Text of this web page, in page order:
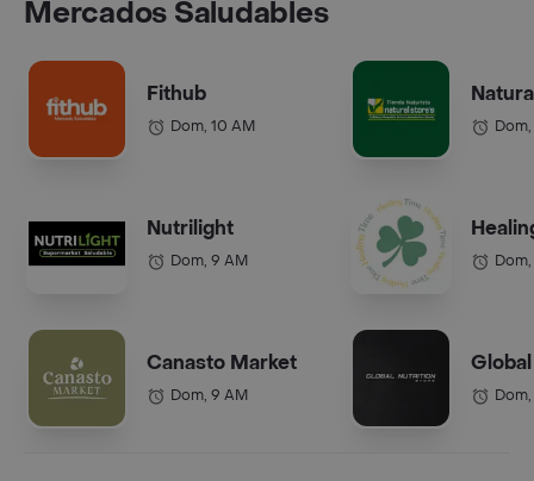
Mercados Saludables
Fithub
Dom, 10 AM
Nutrilight
Dom, 9 AM
Canasto Market
Dom, 9 AM